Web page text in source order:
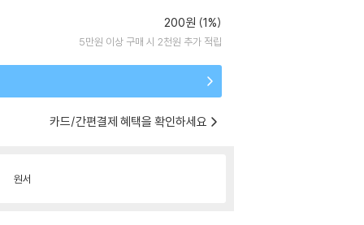
200원 (1%)
5만원 이상 구매 시 2천원 추가 적립
카드/간편결제 혜택을 확인하세요
원서